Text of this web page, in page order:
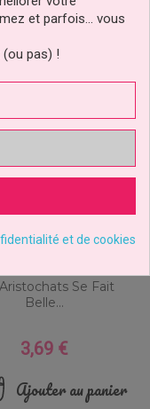
Se Fait
Belle...
Prix
3,69 €
Ajouter au panier
et parfois… vous
pas) !
et de cookies